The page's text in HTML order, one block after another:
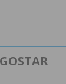
com a